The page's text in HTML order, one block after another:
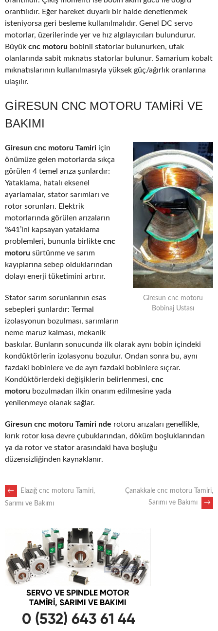
orantılıdır. Eğer hareket duyarlı bir halde denetlenmek
isteniyorsa geri besleme kullanılmalıdır. Genel DC servo
motorlar, üzerilerinde yer ve hız algılayıcıları bulundurur.
Büyük cnc motoru bobinli statorlar bulunurken, ufak
olanlarında sabit mıknatıs statorlar bulunur. Samarium kobalt
mıknatıslarının kullanılmasıyla yüksek güç/ağırlık oranlarına
ulaşılır.
GIRESUN CNC MOTORU TAMIRI VE
BAKIMI
Giresun cnc motoru
Bobinaj Ustası
Giresun cnc motoru Tamiri için
önümüze gelen motorlarda sıkça
görülen 4 temel arıza şunlardır:
Yataklama, hatalı eksenel
ayarlamalar, stator sarımları ve
rotor sorunları. Elektrik
motorlarında görülen arızaların
%41’ini kapsayan yataklama
problemleri, bununla birlikte cnc
motoru sürtünme ve sarım
kayıplarına sebep olduklarından
dolayı enerji tüketimini artırır.
Stator sarım sorunlarının esas
sebepleri şunlardır: Termal
izolasyonun bozulması, sarımların
neme maruz kalması, mekanik
baskılar. Bunların sonucunda ilk olarak aynı bobin içindeki
kondüktörlerin izolasyonu bozulur. Ondan sonra bu, aynı
fazdaki bobinlere ve de ayrı fazdaki bobinlere sıçrar.
Kondüktörlerdeki değişiklerin belirlenmesi, cnc
motoru bozulmadan ilkin onarım edilmesine yada
yenilenmeye olanak sağlar.
Giresun cnc motoru Tamiri nde rotoru arızaları genellikle,
kırık rotor kısa devre çubuklarından, döküm boşluklarından
ya da rotor ve stator arasındaki hava boşluğu
düzensizliğinden kaynaklanır.
POST
NAVIGATION
←
Elazığ cnc motoru Tamiri,
Sarımı ve Bakımı
Çanakkale cnc motoru Tamiri,
Sarımı ve Bakımı
→